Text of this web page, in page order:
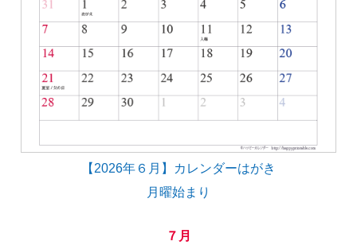
【2026年６月】カレンダーはがき
月曜始まり
７月